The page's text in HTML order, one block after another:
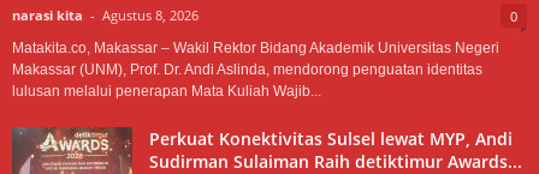
narasi kita - Agustus 8, 2026 0
Matakita.co, Makassar – Wakil Rektor Bidang Akademik Universitas Negeri
Makassar (UNM), Prof. Dr. Andi Aslinda, mendorong penguatan identitas
lulusan melalui penerapan Mata Kuliah Wajib...
Perkuat Konektivitas Sulsel lewat MYP, Andi
Sudirman Sulaiman Raih detiktimur Awards...